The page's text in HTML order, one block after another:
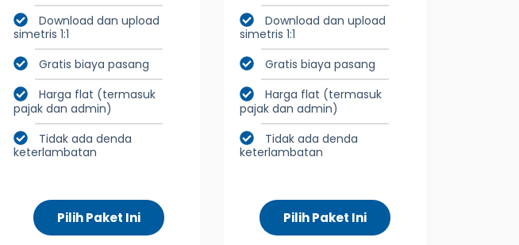
Download dan upload
simetris 1:1
Gratis biaya pasang
Harga flat (termasuk
pajak dan admin)
Tidak ada denda
keterlambatan
Pilih Paket Ini
Download dan upload
simetris 1:1
Gratis biaya pasang
Harga flat (termasuk
pajak dan admin)
Tidak ada denda
keterlambatan
Pilih Paket Ini